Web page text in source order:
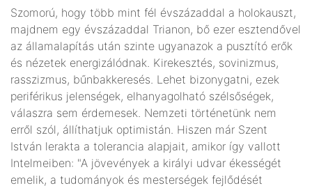
Szomorú, hogy több mint fél évszázaddal a holokauszt,
majdnem egy évszázaddal Trianon, bő ezer esztendővel
az államalapítás után szinte ugyanazok a pusztító erők
és nézetek energizálódnak. Kirekesztés, sovinizmus,
rasszizmus, bűnbakkeresés. Lehet bizonygatni, ezek
periférikus jelenségek, elhanyagolható szélsőségek,
válaszra sem érdemesek. Nemzeti történetünk nem
erről szól, állíthatjuk optimistán. Hiszen már Szent
István lerakta a tolerancia alapjait, amikor így vallott
Intelmeiben: "A jövevények a királyi udvar ékességét
emelik, a tudományok és mesterségek fejlődését